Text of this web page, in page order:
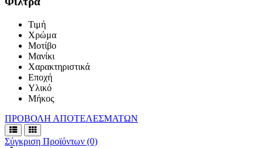
Τιμή
Χρώμα
Μοτίβο
Μανίκι
Χαρακτηριστικά
Εποχή
Υλικό
Μήκος
ΠΡΟΒΟΛΗ ΑΠΟΤΕΛΕΣΜΑΤΩΝ
Σύγκριση Προϊόντων (0)